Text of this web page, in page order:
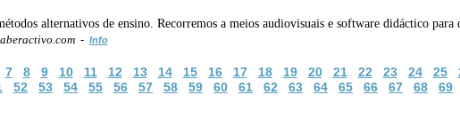
alternativos de ensino. Recorremos a meios audiovisuais e software didáctico para
- Info
7 8 9 10 11 12 13 14 15 16 17 18 19 20 21 22 23 24 25
52 53 54 55 56 57 58 59 60 61 62 63 64 65 66 67 68 69